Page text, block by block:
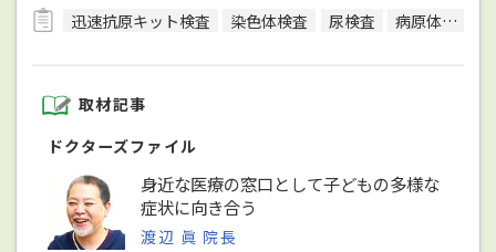
迅速抗原キット検査 染色体検査 尿検査 病原体検査（感染症検査）
取材記事
ドクターズファイル
身近な医療の窓口として子どもの多様な
症状に向き合う
渡辺 眞 院長